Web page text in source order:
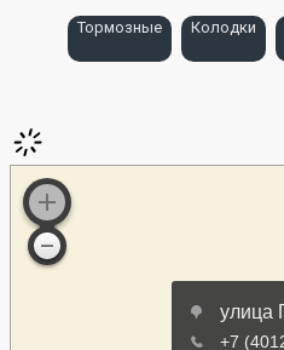
Тормозные Колодки